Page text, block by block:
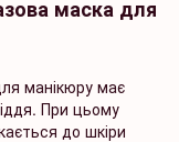
маска для
манікюру має
При цьому
до шкіри